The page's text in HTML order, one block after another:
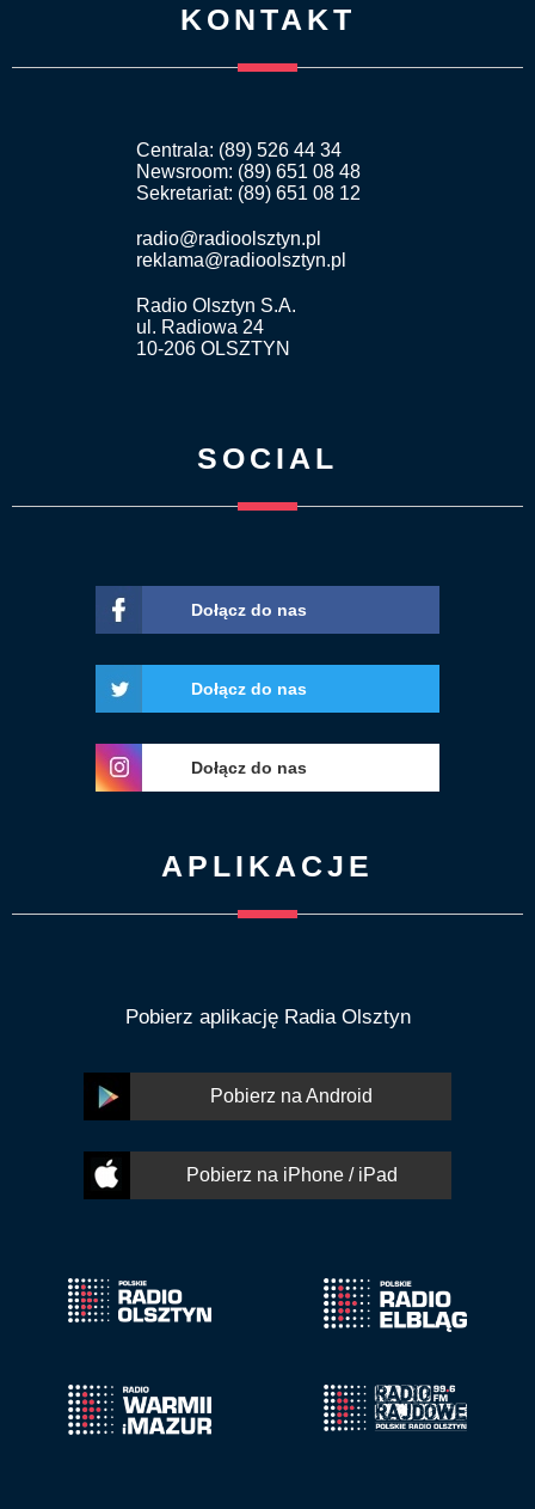
KONTAKT
Centrala: (89) 526 44 34
Newsroom: (89) 651 08 48
Sekretariat: (89) 651 08 12
radio@radioolsztyn.pl
reklama@radioolsztyn.pl
Radio Olsztyn S.A.
ul. Radiowa 24
10-206 OLSZTYN
SOCIAL
Dołącz do nas
Dołącz do nas
Dołącz do nas
APLIKACJE
Pobierz aplikację Radia Olsztyn
Pobierz na Android
Pobierz na iPhone / iPad